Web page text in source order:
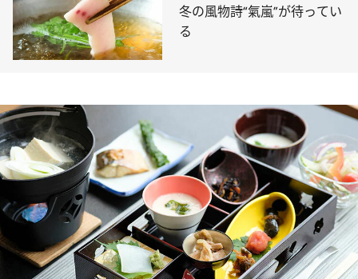
冬の風物詩“氣嵐”が待ってい
る